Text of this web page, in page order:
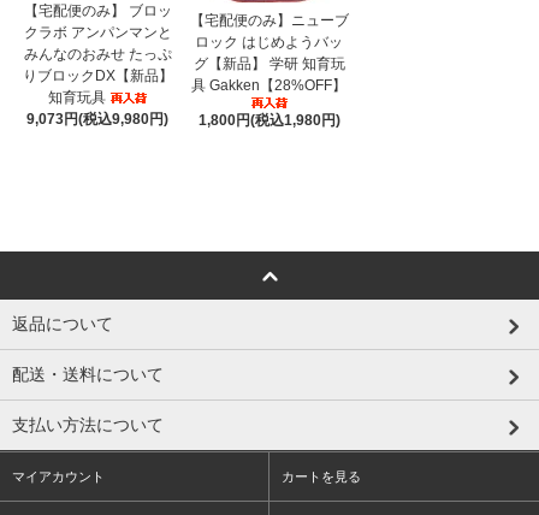
【宅配便のみ】 ブロッ
クラボ アンパンマンと
みんなのおみせ たっぷ
りブロックDX【新品】
知育玩具
9,073円(税込9,980円)
【宅配便のみ】ニューブ
ロック はじめようバッ
グ【新品】 学研 知育玩
具 Gakken【28%OFF】
1,800円(税込1,980円)
返品について
配送・送料について
支払い方法について
マイアカウント カートを見る